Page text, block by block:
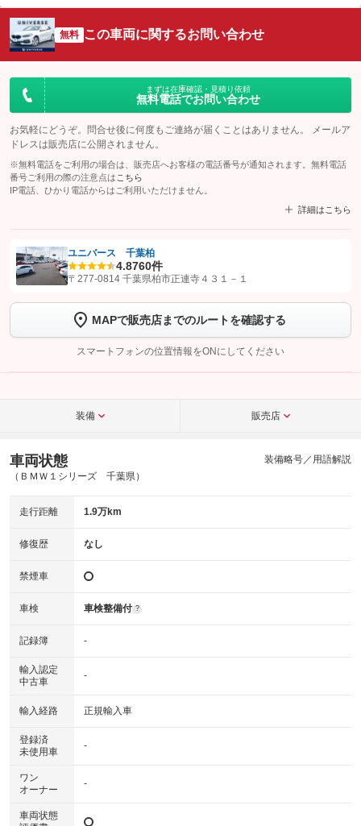
無料 この車両に関するお問い合わせ
まずは在庫確認・見積り依頼
無料電話でお問い合わせ
お気軽にどうぞ。問合せ後に何度もご連絡が届くことはありません。 メールア
ドレスは販売店に公開されません。
※無料電話をご利用の場合は、販売店へお客様の電話番号が通知されます。無料電話
番号ご利用の際の注意点は こちら
IP電話、ひかり電話からはご利用いただけません。
詳細はこちら
【STEP1】認証画面でグーネットを友だち追加してから「許可する」ボタンを押
トーク画面で
ボタンをタップして問い合わせを
完了してください。
こちら
ユニバース 千葉柏
4.8760件
〒277-0814 千葉県柏市正連寺４３１－１
MAPで販売店までのルートを確認する
スマートフォンの位置情報をONにしてください
装備 販売店
車両状態
（ＢＭＷ１シリーズ 千葉県）
装備略号／用語解説
走行距離 1.9万km
修復歴 なし
禁煙車
車検 車検整備付 ?
記録簿 -
輸入認定
中古車
-
輸入経路 正規輸入車
登録済
未使用車
-
ワン
オーナー
-
車両状態